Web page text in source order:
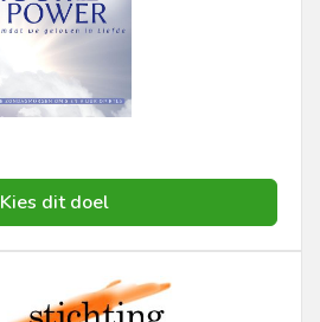
Kies dit doel